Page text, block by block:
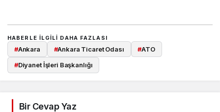
HABERLE ILGILI DAHA FAZLASI
#Ankara #Ankara Ticaret Odası #ATO
#Diyanet İşleri Başkanlığı
Bir Cevap Yaz